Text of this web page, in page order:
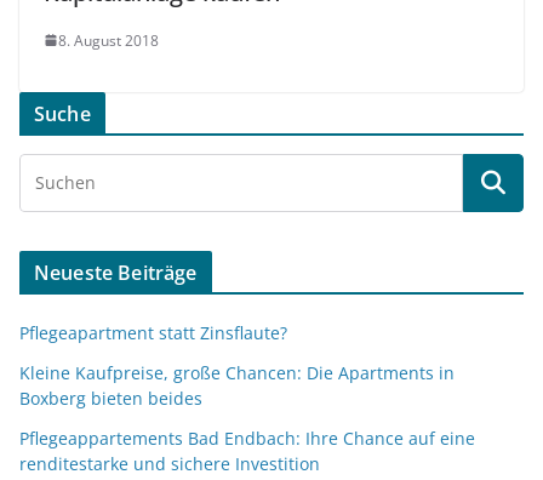
8. August 2018
Suche
Neueste Beiträge
Pflegeapartment statt Zinsflaute?
Kleine Kaufpreise, große Chancen: Die Apartments in
Boxberg bieten beides
Pflegeappartements Bad Endbach: Ihre Chance auf eine
renditestarke und sichere Investition